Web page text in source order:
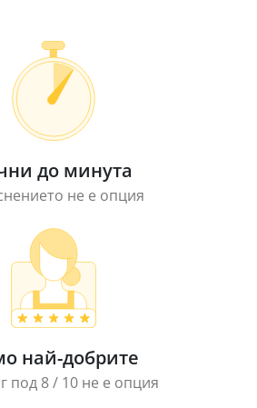
до минута
не е опция
най-добрите
под 8 / 10 не е опция